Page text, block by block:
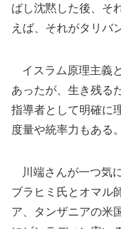
ばし沈黙した後、そ
えば、それがタリバ
イスラム原理主義
あったが、生き残る
指導者として明確に
度量や統率力もある
川端さんが一つ気
ブラヒミ氏とオマル
ア、タンザニアの米